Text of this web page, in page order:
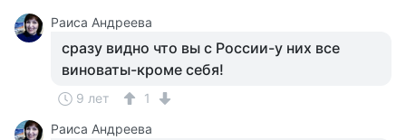
Раиса Андреева
сразу видно что вы с России-у них все
виноваты-кроме себя!
9 лет
1
Раиса Андреева